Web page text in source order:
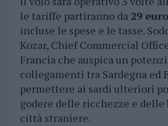
le tariffe partiranno da 29
incluse le spese e le tasse.
Kozar, Chief Commercial
Francia che auspica un
collegamenti tra Sardegna ed
permettere ai sardi ulteriori
godere delle ricchezze e
città straniere.